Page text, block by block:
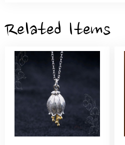
こちらの要望にもスムーズに
商品を受け取れました。 あり
Related Items